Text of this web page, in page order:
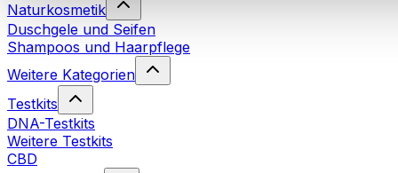
Naturkosmetik
Duschgele und Seifen
Shampoos und Haarpflege
Weitere Kategorien
Testkits
DNA-Testkits
Weitere Testkits
CBD